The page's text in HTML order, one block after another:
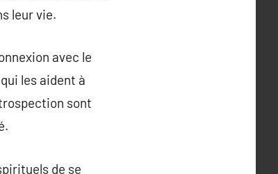
leur vie.
avec le
les aident à
sont
de se